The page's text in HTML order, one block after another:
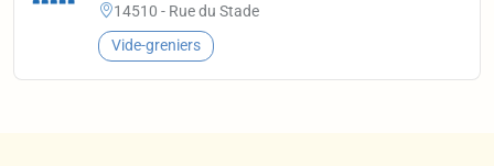
14510 - Rue du Stade
Vide-greniers